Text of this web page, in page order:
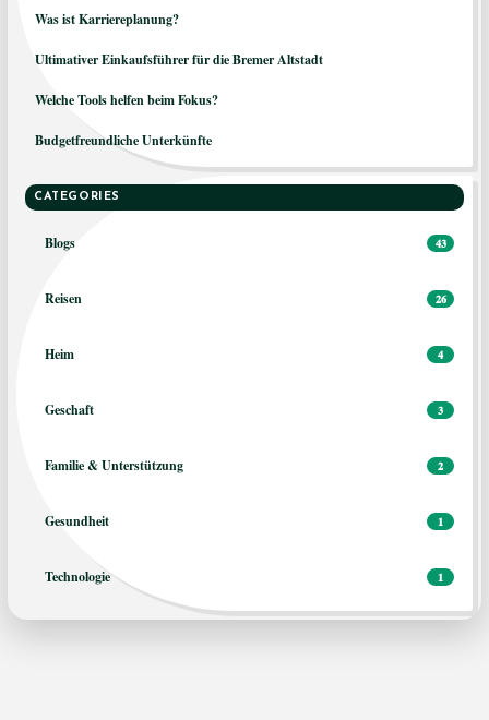
Was ist Karriereplanung?
Ultimativer Einkaufsführer für die Bremer Altstadt
Welche Tools helfen beim Fokus?
Budgetfreundliche Unterkünfte
CATEGORIES
Blogs 43
Reisen 26
Heim 4
Geschaft 3
Familie & Unterstützung 2
Gesundheit 1
Technologie 1